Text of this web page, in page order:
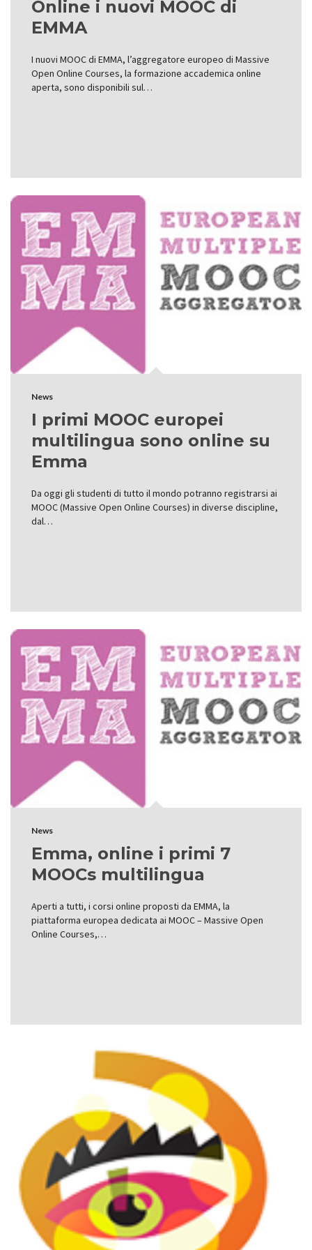
Online i nuovi MOOC di
EMMA
I nuovi MOOC di EMMA, l’aggregatore europeo di Massive
Open Online Courses, la formazione accademica online
aperta, sono disponibili sul…
News
I primi MOOC europei
multilingua sono online su
Emma
Da oggi gli studenti di tutto il mondo potranno registrarsi ai
MOOC (Massive Open Online Courses) in diverse discipline,
dal…
News
Emma, online i primi 7
MOOCs multilingua
Aperti a tutti, i corsi online proposti da EMMA, la
piattaforma europea dedicata ai MOOC – Massive Open
Online Courses,…